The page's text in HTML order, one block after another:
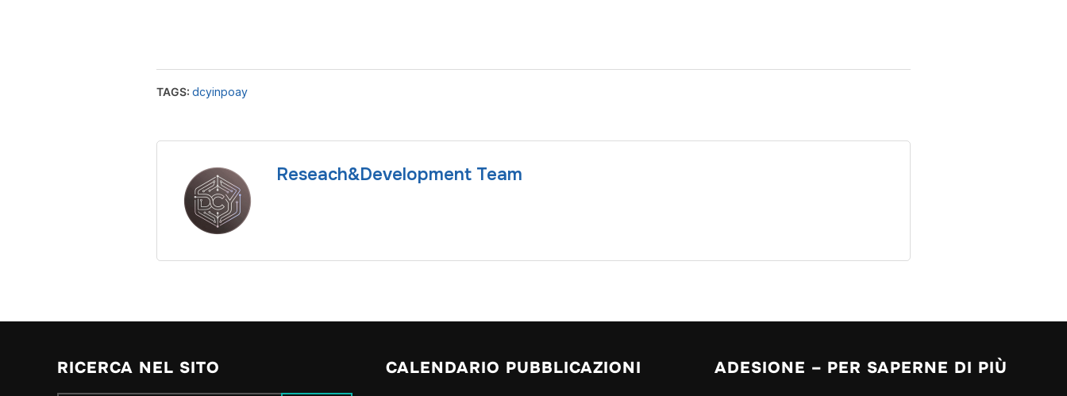
TAGS: dcyinpoay
Reseach&Development Team
RICERCA NEL SITO CALENDARIO PUBBLICAZIONI ADESIONE – PER SAPERNE DI PIÙ